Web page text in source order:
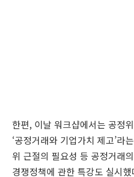
한편, 이날 워크샵에서는 공정
‘공정거래와 기업가치 제고’라
위 근절의 필요성 등 공정거래
경쟁정책에 관한 특강도 실시했